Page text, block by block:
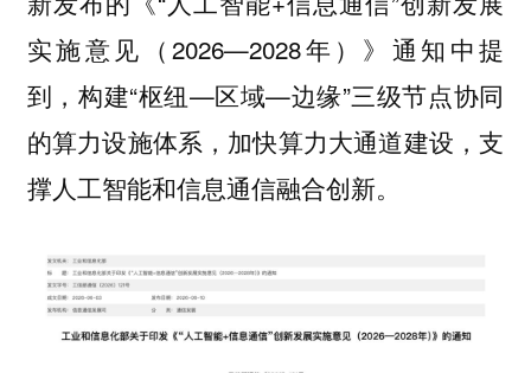
实施意见（2026—2028年）》通知中提
到，构建“枢纽—区域—边缘”三级节点协同
的算力设施体系，加快算力大通道建设，支
撑人工智能和信息通信融合创新。